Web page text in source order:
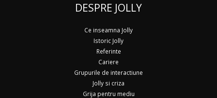
DESPRE JOLLY
Ce inseamna Jolly
Istoric Jolly
Referinte
Cariere
Grupurile de interactiune
Jolly si criza
Grija pentru mediu